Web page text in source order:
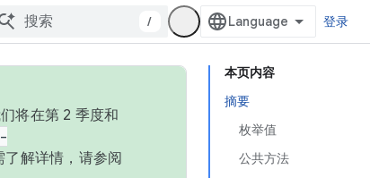
/ 登录
本页内容
摘要
枚举值
公共方法
将在第 2 季度和
解详情，请参阅